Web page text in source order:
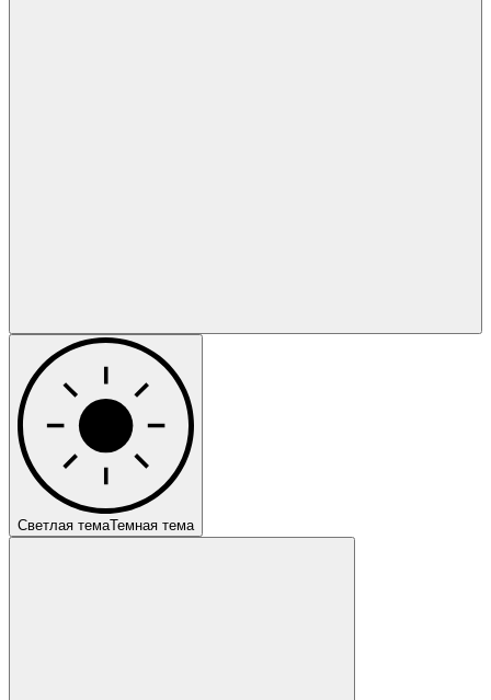
Светлая темаТемная тема